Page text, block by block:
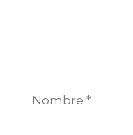
Nombre